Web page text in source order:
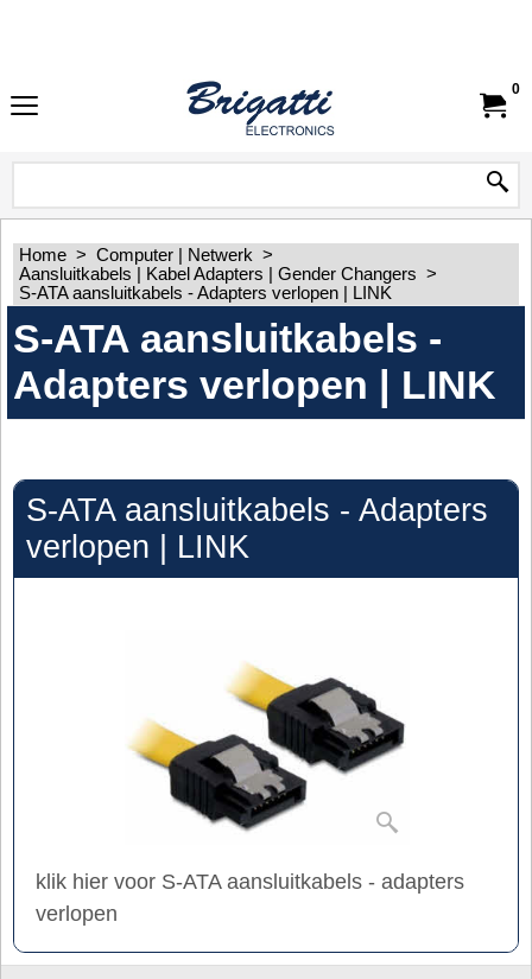
0
Home > Computer | Netwerk >
Aansluitkabels | Kabel Adapters | Gender Changers >
S-ATA aansluitkabels - Adapters verlopen | LINK
S-ATA aansluitkabels -
Adapters verlopen | LINK
S-ATA aansluitkabels - Adapters
verlopen | LINK
klik hier voor S-ATA aansluitkabels - adapters
verlopen